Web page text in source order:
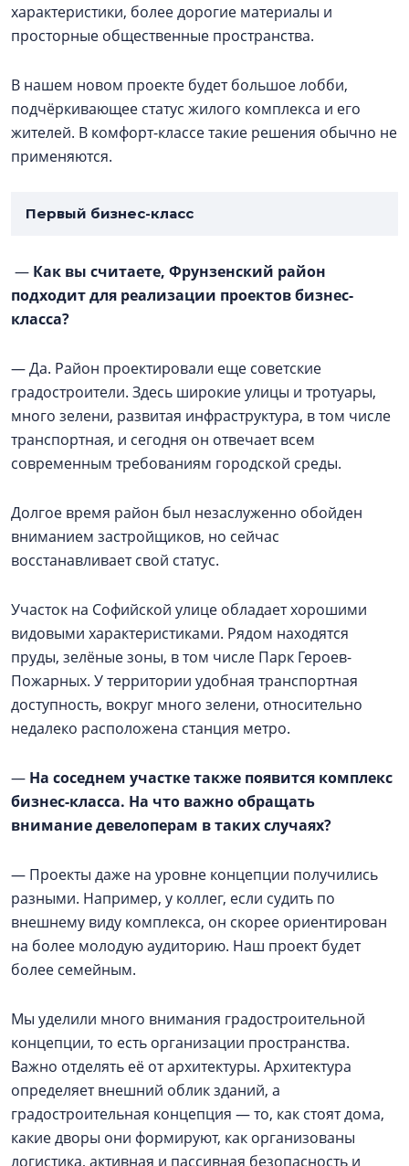
характеристики, более дорогие материалы и
просторные общественные пространства.
В нашем новом проекте будет большое лобби,
подчёркивающее статус жилого комплекса и его
жителей. В комфорт-классе такие решения обычно не
применяются.
Первый бизнес-класс
— Как вы считаете, Фрунзенский район
подходит для реализации проектов бизнес-
класса?
— Да. Район проектировали еще советские
градостроители. Здесь широкие улицы и тротуары,
много зелени, развитая инфраструктура, в том числе
транспортная, и сегодня он отвечает всем
современным требованиям городской среды.
Долгое время район был незаслуженно обойден
вниманием застройщиков, но сейчас
восстанавливает свой статус.
Участок на Софийской улице обладает хорошими
видовыми характеристиками. Рядом находятся
пруды, зелёные зоны, в том числе Парк Героев-
Пожарных. У территории удобная транспортная
доступность, вокруг много зелени, относительно
недалеко расположена станция метро.
— На соседнем участке также появится комплекс
бизнес-класса. На что важно обращать
внимание девелоперам в таких случаях?
— Проекты даже на уровне концепции получились
разными. Например, у коллег, если судить по
внешнему виду комплекса, он скорее ориентирован
на более молодую аудиторию. Наш проект будет
более семейным.
Мы уделили много внимания градостроительной
концепции, то есть организации пространства.
Важно отделять её от архитектуры. Архитектура
определяет внешний облик зданий, а
градостроительная концепция — то, как стоят дома,
какие дворы они формируют, как организованы
логистика, активная и пассивная безопасность и